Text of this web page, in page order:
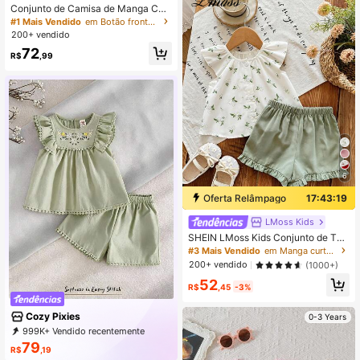
Conjunto de Camisa de Manga Curt
a com Gola e Shorts Casuais de Cor
Sólida para Meninas Bebê, com List
a Uso Externo
#1 Mais Vendido
em Botão frontal Camisa coordenada para bebês meni
200+ vendido
R$72 ,99
Cozy Pixies
999K+ Vendido recentemente
999K+ Compra recorrente
1.7M Assinatura
R$79 ,19
Deslocamento Diário, Conjunto Min
imalista Pastoral Fofo de 3 Peças
6
Oferta Relâmpago 17:43:16
LMoss Kids
SHEIN LMoss Kids Conjunto de Top
de Manga Curta com Bordado Flora
l e Shorts Verdes para Bebê Recém
-Nascida, Verão
#3 Mais Vendido
em Manga curta Camisa coordenada para bebês menina
200+ vendido
(1000+)
R$52 ,45 -3%
0-3 Years